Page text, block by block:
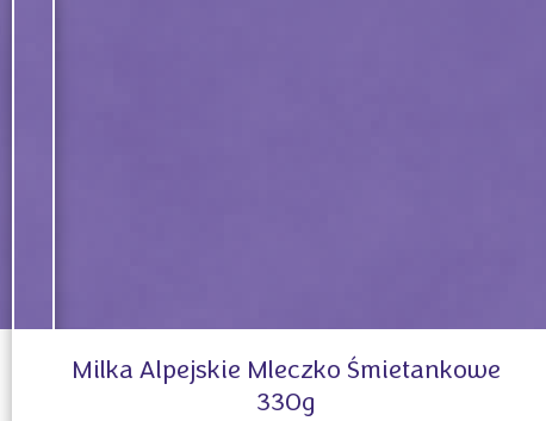
Milka Alpejskie Mleczko Śmietankowe
330g